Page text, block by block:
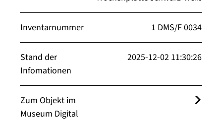
Inventarnummer 1 DMS/F 0034
Stand der
Infomationen
2025-12-02 11:30:26
Zum Objekt im
Museum Digital